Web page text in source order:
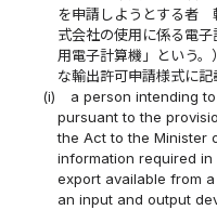
を申請しようとする者
式会社の使用に係る電
用電子計算機」という
な輸出許可申請様式に記
(i)
a person intending
pursuant to the
the Act to the Minister
information required
export available from
an input and output